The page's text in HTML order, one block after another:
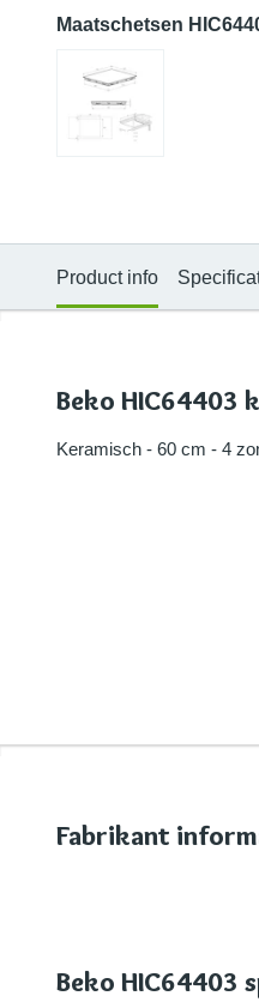
Maatschetsen
Product info
Beko HIC64403
Keramisch - 60 cm - 4
Fabrikant
Beko HIC64403